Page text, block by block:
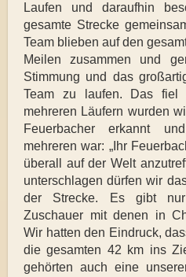
Laufen und daraufhin
gesamte Strecke
Team blieben auf den
Meilen zusammen und
Stimmung und das
Team zu laufen. Das fiel
mehreren Läufern wurden
Feuerbacher erkannt
mehreren war: „Ihr
überall auf der Welt
unterschlagen dürfen wir
der Strecke. Es gibt
Zuschauer mit denen in
Wir hatten den Eindruck,
die gesamten 42 km ins
gehörten auch eine